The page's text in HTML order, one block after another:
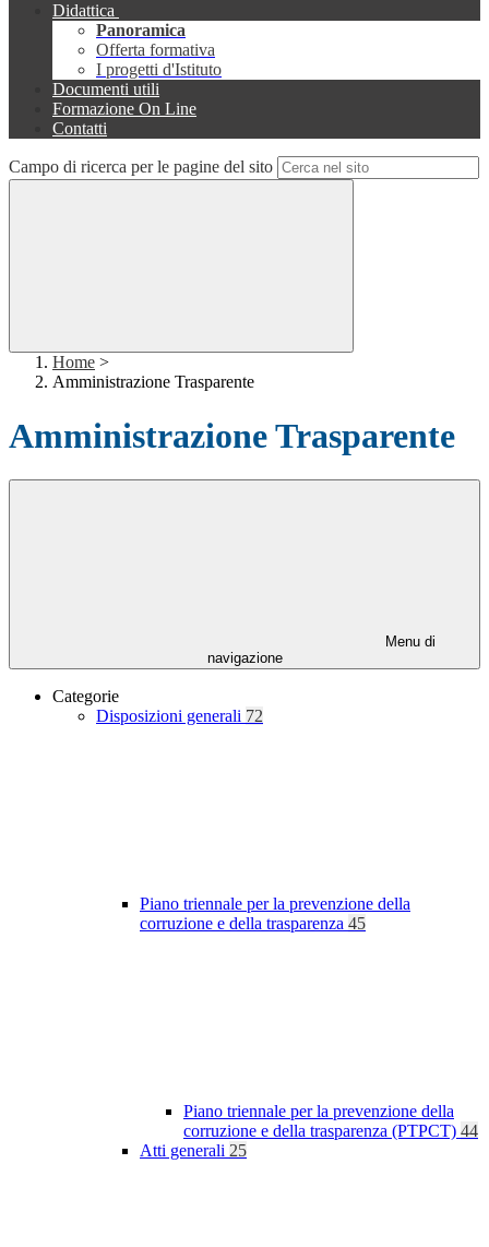
Didattica
Panoramica
Offerta formativa
I progetti d'Istituto
Documenti utili
Formazione On Line
Contatti
Campo di ricerca per le pagine del sito
Home >
Amministrazione Trasparente
Amministrazione Trasparente
Menu di
navigazione
Categorie
Disposizioni generali 72
Piano triennale per la prevenzione della
corruzione e della trasparenza 45
Piano triennale per la prevenzione della
corruzione e della trasparenza (PTPCT) 44
Atti generali 25